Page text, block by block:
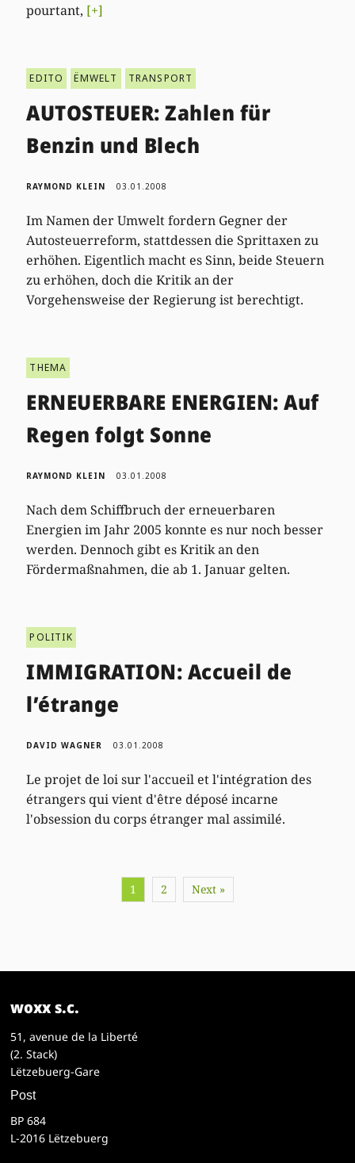
pourtant, [+]
EDITO ËMWELT TRANSPORT
AUTOSTEUER: Zahlen für
Benzin und Blech
RAYMOND KLEIN 03.01.2008
Im Namen der Umwelt fordern Gegner der
Autosteuerreform, stattdessen die Sprittaxen zu
erhöhen. Eigentlich macht es Sinn, beide Steuern
zu erhöhen, doch die Kritik an der
Vorgehensweise der Regierung ist berechtigt.
THEMA
ERNEUERBARE ENERGIEN: Auf
Regen folgt Sonne
RAYMOND KLEIN 03.01.2008
Nach dem Schiffbruch der erneuerbaren
Energien im Jahr 2005 konnte es nur noch besser
werden. Dennoch gibt es Kritik an den
Fördermaßnahmen, die ab 1. Januar gelten.
POLITIK
IMMIGRATION: Accueil de
l’étrange
DAVID WAGNER 03.01.2008
Le projet de loi sur l'accueil et l'intégration des
étrangers qui vient d'être déposé incarne
l'obsession du corps étranger mal assimilé.
1 2 Next »
woxx s.c.
51, avenue de la Liberté
(2. Stack)
Lëtzebuerg-Gare
Post
BP 684
L-2016 Lëtzebuerg